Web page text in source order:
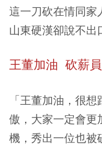
這一刀砍在情同家
山東硬漢卻說不出
王董加油 砍薪
「王董加油，很
傲，大家一定會更
機，秀出一位也被